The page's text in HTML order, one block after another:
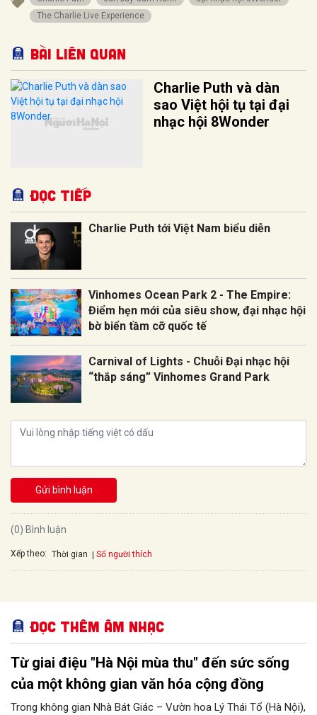
The Charlie Live Experience
Bài liên quan
Charlie Puth và dàn
sao Việt hội tụ tại đại
nhạc hội 8Wonder
Đọc tiếp
Charlie Puth tới Việt Nam biểu diễn
Vinhomes Ocean Park 2 - The Empire:
Điểm hẹn mới của siêu show, đại nhạc hội
bờ biển tầm cỡ quốc tế
Carnival of Lights - Chuỗi Đại nhạc hội
“thắp sáng” Vinhomes Grand Park
Gửi bình luận
(0) Bình luận
Xếp theo: Thời gian Số người thích
Đọc thêm Âm nhạc
Từ giai điệu "Hà Nội mùa thu" đến sức sống
của một không gian văn hóa cộng đồng
Trong không gian Nhà Bát Giác – Vườn hoa Lý Thái Tổ (Hà Nội),